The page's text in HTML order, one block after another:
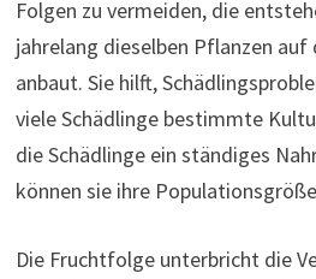
Folgen zu vermeiden, die
jahrelang dieselben Pflanzen auf
anbaut. Sie hilft,
viele Schädlinge bestimmte
die Schädlinge ein ständiges
können sie ihre
Die Fruchtfolge unterbricht die